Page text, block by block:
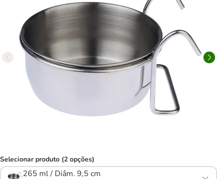
Selecionar produto (2 opções)
265 ml / Diâm. 9,5 cm